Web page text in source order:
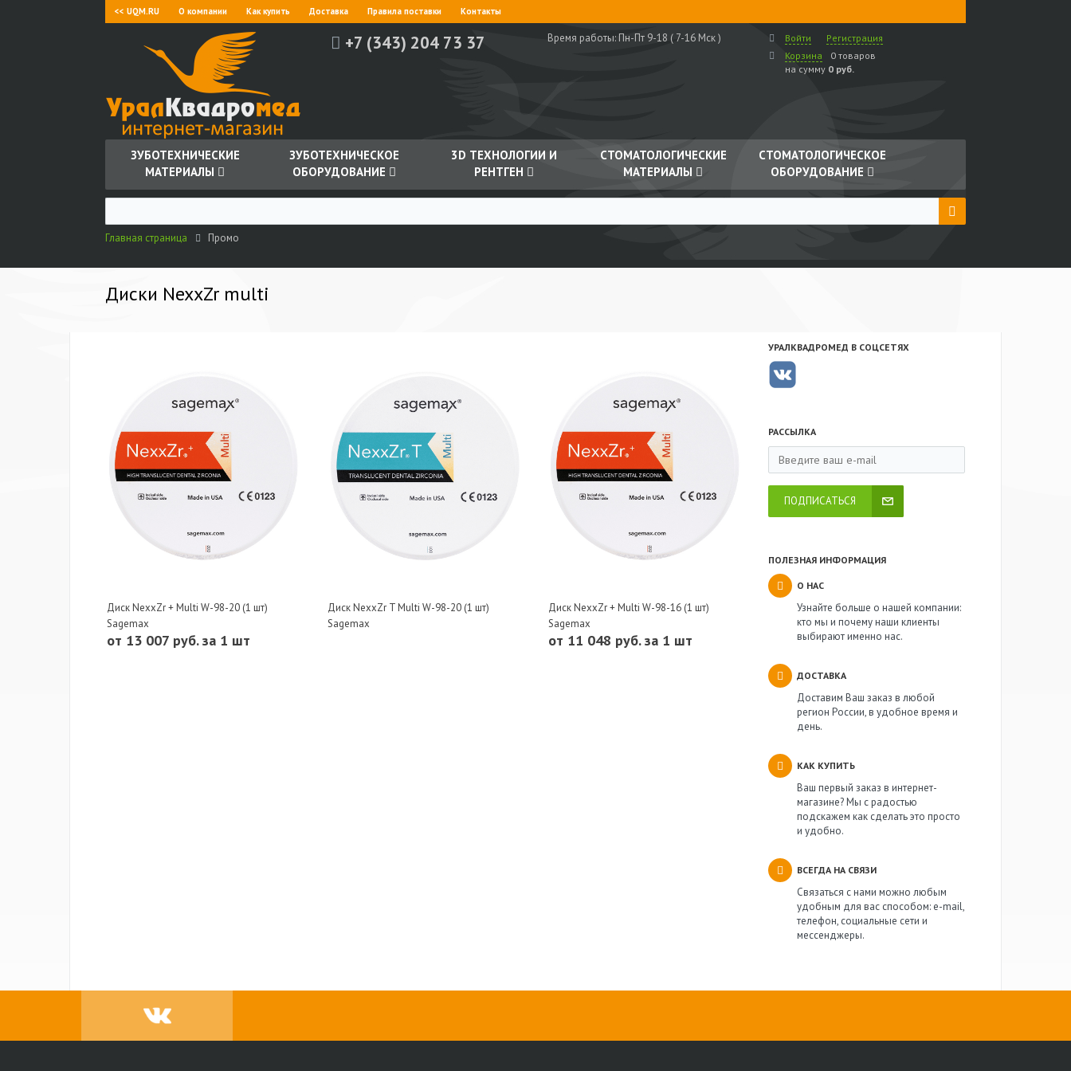
<< UQM.RU О компании Как купить Доставка Правила поставки Контакты
+7 (343) 204 73 37 Время работы:Пн-Пт 9-18 ( 7-16 Мск ) Войти
Регистрация
Корзина
0 товаров
на сумму 0 руб.
ЗУБОТЕХНИЧЕСКИЕ
МАТЕРИАЛЫ
ЗУБОТЕХНИЧЕСКОЕ
ОБОРУДОВАНИЕ
3D ТЕХНОЛОГИИ И
РЕНТГЕН
СТОМАТОЛОГИЧЕСКИЕ
МАТЕРИАЛЫ
СТОМАТОЛОГИЧЕСКОЕ
ОБОРУДОВАНИЕ
Главная страница Промо
Диски NexxZr multi
Диск NexxZr + Multi W-98-20 (1 шт)
Sagemax
от 13 007 руб. за 1 шт
Диск NexxZr T Multi W-98-20 (1 шт)
Sagemax
Диск NexxZr + Multi W-98-16 (1 шт)
Sagemax
от 11 048 руб. за 1 шт
УРАЛКВАДРОМЕД В СОЦСЕТЯХ
РАССЫЛКА
ПОДПИСАТЬСЯ
ПОЛЕЗНАЯ ИНФОРМАЦИЯ
О НАС
Узнайте больше о нашей компании:
кто мы и почему наши клиенты
выбирают именно нас.
ДОСТАВКА
Доставим Ваш заказ в любой
регион России, в удобное время и
день.
КАК КУПИТЬ
Ваш первый заказ в интернет-
магазине? Мы с радостью
подскажем как сделать это просто
и удобно.
ВСЕГДА НА СВЯЗИ
Связаться с нами можно любым
удобным для вас способом: e-mail,
телефон, социальные сети и
мессенджеры.